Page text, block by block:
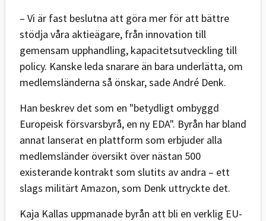
– Vi är fast beslutna att göra mer för att bättre
stödja våra aktieägare, från innovation till
gemensam upphandling, kapacitetsutveckling till
policy. Kanske leda snarare än bara underlätta, om
medlemsländerna så önskar, sade André Denk.
Han beskrev det som en "betydligt ombyggd
Europeisk försvarsbyrå, en ny EDA". Byrån har bland
annat lanserat en plattform som erbjuder alla
medlemsländer översikt över nästan 500
existerande kontrakt som slutits av andra – ett
slags militärt Amazon, som Denk uttryckte det.
Kaja Kallas uppmanade byrån att bli en verklig EU-